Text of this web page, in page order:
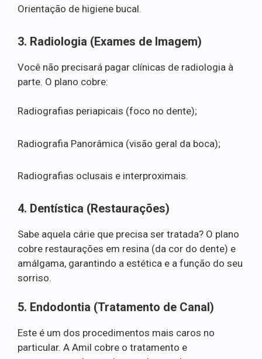
Orientação de higiene bucal.
3. Radiologia (Exames de Imagem)
Você não precisará pagar clínicas de radiologia à
parte. O plano cobre:
Radiografias periapicais (foco no dente);
Radiografia Panorâmica (visão geral da boca);
Radiografias oclusais e interproximais.
4. Dentística (Restaurações)
Sabe aquela cárie que precisa ser tratada? O plano
cobre restaurações em resina (da cor do dente) e
amálgama, garantindo a estética e a função do seu
sorriso.
5. Endodontia (Tratamento de Canal)
Este é um dos procedimentos mais caros no
particular. A Amil cobre o tratamento e